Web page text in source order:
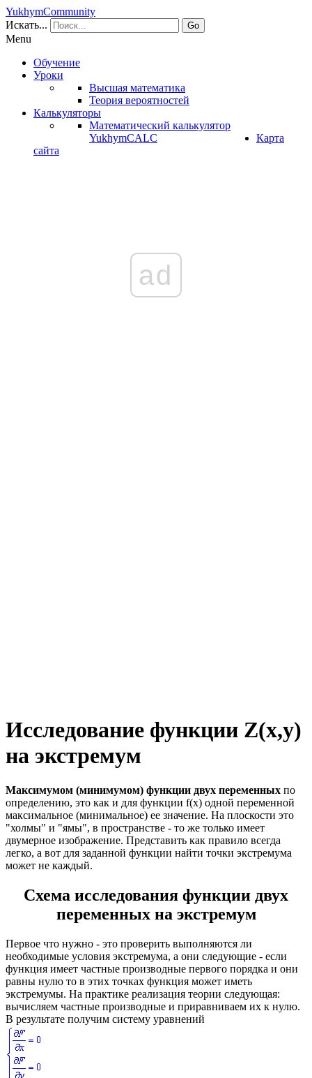
YukhymCommunity
Искать...
Go
Menu
Обучение
Уроки
Высшая математика
Теория вероятностей
Калькуляторы
Математический калькулятор
YukhymCALC
Карта
сайта
ad
Исследование функции Z(x,y)
на экстремум
Максимумом (минимумом) функции двух переменных по
определению, это как и для функции f(x) одной переменной
максимальное (минимальное) ее значение. На плоскости это
"холмы" и "ямы", в пространстве - то же только имеет
двумерное изображение. Представить как правило всегда
легко, а вот для заданной функции найти точки экстремума
может не каждый.
Схема исследования функции двух
переменных на экстремум
Первое что нужно - это проверить выполняются ли
необходимые условия экстремума, а они следующие - если
функция имеет частные производные первого порядка и они
равны нулю то в этих точках функция может иметь
экстремумы. На практике реализация теории следующая:
вычисляем частные производные и приравниваем их к нулю.
В результате получим систему уравнений